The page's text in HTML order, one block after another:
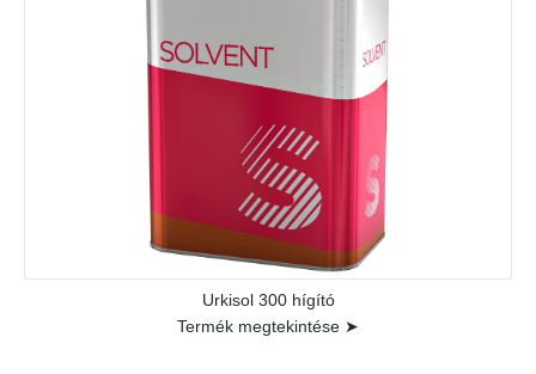
Urkisol 300 hígító
Termék megtekintése ➤